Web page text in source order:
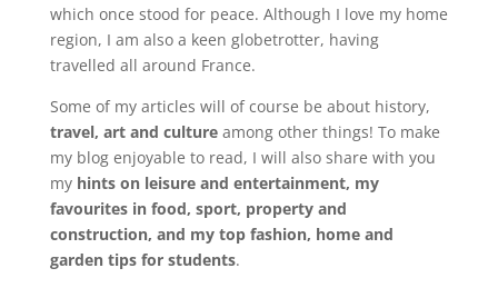
which once stood for peace. Although I love my home
region, I am also a keen globetrotter, having
travelled all around France.
Some of my articles will of course be about history,
travel, art and cultureamong other things! To make
my blog enjoyable to read, I will also share with you
my hints on leisure and entertainment, my
favourites in food, sport, property and
construction, and my top fashion, home and
garden tips for students.